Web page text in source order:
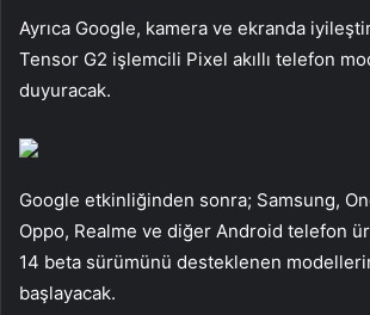
Ayrıca Google, kamera ve ekranda
Tensor G2 işlemcili Pixel akıllı telefon
duyuracak.
Google etkinliğinden sonra; Samsung,
Oppo, Realme ve diğer Android telefon
14 beta sürümünü desteklenen
başlayacak.